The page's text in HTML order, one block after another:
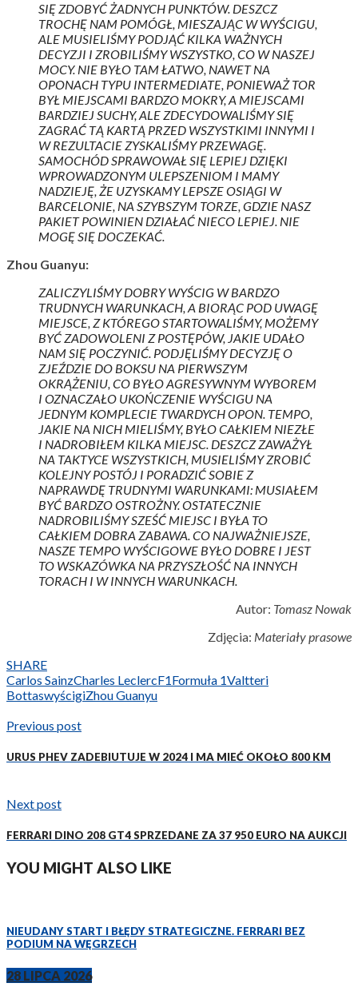
SIĘ ZDOBYĆ ŻADNYCH PUNKTÓW. DESZCZ
TROCHĘ NAM POMÓGŁ, MIESZAJĄC W WYŚCIGU,
ALE MUSIELIŚMY PODJĄĆ KILKA WAŻNYCH
DECYZJI I ZROBILIŚMY WSZYSTKO, CO W NASZEJ
MOCY. NIE BYŁO TAM ŁATWO, NAWET NA
OPONACH TYPU INTERMEDIATE, PONIEWAŻ TOR
BYŁ MIEJSCAMI BARDZO MOKRY, A MIEJSCAMI
BARDZIEJ SUCHY, ALE ZDECYDOWALIŚMY SIĘ
ZAGRAĆ TĄ KARTĄ PRZED WSZYSTKIMI INNYMI I
W REZULTACIE ZYSKALIŚMY PRZEWAGĘ.
SAMOCHÓD SPRAWOWAŁ SIĘ LEPIEJ DZIĘKI
WPROWADZONYM ULEPSZENIOM I MAMY
NADZIEJĘ, ŻE UZYSKAMY LEPSZE OSIĄGI W
BARCELONIE, NA SZYBSZYM TORZE, GDZIE NASZ
PAKIET POWINIEN DZIAŁAĆ NIECO LEPIEJ. NIE
MOGĘ SIĘ DOCZEKAĆ.
Zhou Guanyu:
ZALICZYLIŚMY DOBRY WYŚCIG W BARDZO
TRUDNYCH WARUNKACH, A BIORĄC POD UWAGĘ
MIEJSCE, Z KTÓREGO STARTOWALIŚMY, MOŻEMY
BYĆ ZADOWOLENI Z POSTĘPÓW, JAKIE UDAŁO
NAM SIĘ POCZYNIĆ. PODJĘLIŚMY DECYZJĘ O
ZJEŹDZIE DO BOKSU NA PIERWSZYM
OKRĄŻENIU, CO BYŁO AGRESYWNYM WYBOREM
I OZNACZAŁO UKOŃCZENIE WYŚCIGU NA
JEDNYM KOMPLECIE TWARDYCH OPON. TEMPO,
JAKIE NA NICH MIELIŚMY, BYŁO CAŁKIEM NIEZŁE
I NADROBIŁEM KILKA MIEJSC. DESZCZ ZAWAŻYŁ
NA TAKTYCE WSZYSTKICH, MUSIELIŚMY ZROBIĆ
KOLEJNY POSTÓJ I PORADZIĆ SOBIE Z
NAPRAWDĘ TRUDNYMI WARUNKAMI: MUSIAŁEM
BYĆ BARDZO OSTROŻNY. OSTATECZNIE
NADROBILIŚMY SZEŚĆ MIEJSC I BYŁA TO
CAŁKIEM DOBRA ZABAWA. CO NAJWAŻNIEJSZE,
NASZE TEMPO WYŚCIGOWE BYŁO DOBRE I JEST
TO WSKAZÓWKA NA PRZYSZŁOŚĆ NA INNYCH
TORACH I W INNYCH WARUNKACH.
Autor: Tomasz Nowak
Zdjęcia: Materiały prasowe
SHARE
Carlos SainzCharles LeclercF1Formuła 1Valtteri
BottaswyścigiZhou Guanyu
Previous post
URUS PHEV ZADEBIUTUJE W 2024 I MA MIEĆ OKOŁO 800 KM
Next post
FERRARI DINO 208 GT4 SPRZEDANE ZA 37 950 EURO NA AUKCJI
YOU MIGHT ALSO LIKE
NIEUDANY START I BŁĘDY STRATEGICZNE. FERRARI BEZ
PODIUM NA WĘGRZECH
28 LIPCA 2026